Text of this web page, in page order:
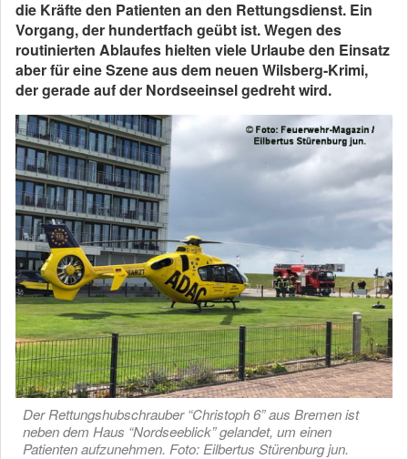
die Kräfte den Patienten an den Rettungsdienst. Ein
Vorgang, der hundertfach geübt ist. Wegen des
routinierten Ablaufes hielten viele Urlaube den Einsatz
aber für eine Szene aus dem neuen Wilsberg-Krimi,
der gerade auf der Nordseeinsel gedreht wird.
Der Rettungshubschrauber “Christoph 6” aus Bremen ist
neben dem Haus “Nordseeblick” gelandet, um einen
Patienten aufzunehmen. Foto: Eilbertus Stürenburg jun.